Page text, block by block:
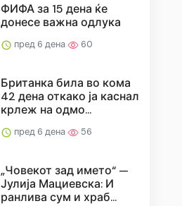
ФИФА за 15 дена ќе
донесе важна одлука
пред 6 дена 60
Британка била во кома
42 дена откако ја каснал
крлеж на одмо...
пред 6 дена 56
„Човекот зад името“ —
Јулија Мациевска: И
ранлива сум и храб...